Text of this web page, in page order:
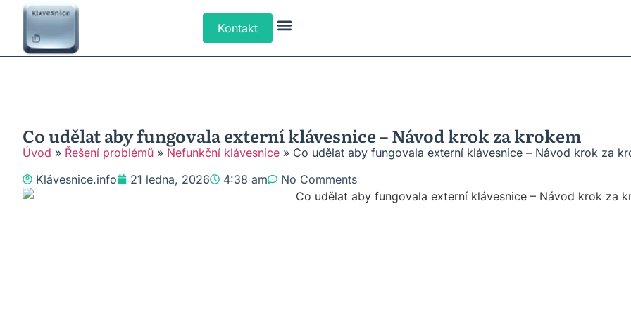
Kontakt
Co udělat aby fungovala externí klávesnice – Návod krok za krokem
Úvod » Řešení problémů » Nefunkční klávesnice » Co udělat aby fungovala externí klávesnice – Návod krok za
Klávesnice.info
21 ledna, 2026 4:38 am No Comments